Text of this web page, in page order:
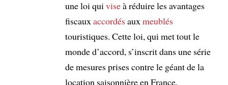
une loi qui viseà réduire les avantages
fiscaux accordésaux meublés
touristiques. Cette loi, qui met tout le
monde d’accord, s’inscrit dans une série
de mesures prises contre le géant de la
location saisonnière en France.